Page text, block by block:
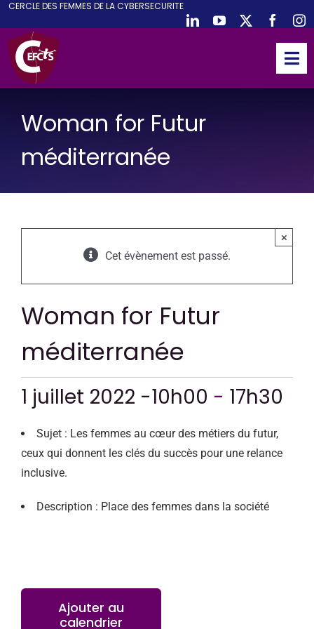
Passer
au
contenu
CERCLE DES FEMMES DE LACYBERSECURITE
ACCUEIL
CEFCYS
PODCAST
NOUS REJOINDRE
CONTACT
Woman for Futur
méditerranée
Cet évènement est passé.
×
Woman for Futur
méditerranée
1 juillet 2022 -10h00 - 17h30
Sujet : Les femmes au cœur des métiers du futur,
ceux qui donnent les clés du succès pour une relance
inclusive.
Description : Place des femmes dans la société
Ajouter au
calendrier